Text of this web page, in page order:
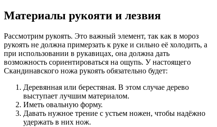
Материалы рукояти и лезвия
Рассмотрим рукоять. Это важный элемент, так как в мороз
рукоять не должна примерзать к руке и сильно её холодить, а
при использовании в рукавицах, она должна дать
возможность сориентироваться на ощупь. У настоящего
Скандинавского ножа рукоять обязательно будет:
Деревянная или берестяная. В этом случае дерево
выступает лучшим материалом.
Иметь овальную форму.
Давать нужное трение с устьем ножен, чтобы надёжно
удержать в них нож.